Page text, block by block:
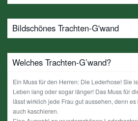
Bildschönes Trachten-G'wand
Welches Trachten-G’wand?
Ein Muss für den Herren: Die Lederhose! Sie
Leben lang oder sogar länger! Das Muss für
lässt wirklich jede Frau gut aussehen, denn
auch kaschieren.